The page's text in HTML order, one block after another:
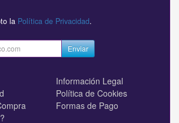
la Política de Privacidad.
Enviar
Información Legal
Política de Cookies
Formas de Pago